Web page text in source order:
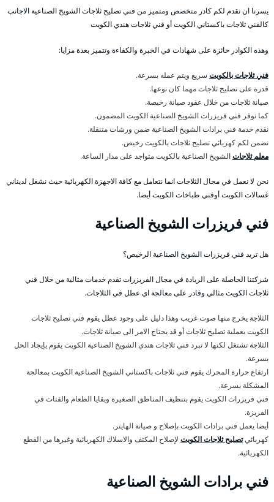
يسرنا ان نقدم لكم كادر متخصص ومتميز من فني تصليح ثلاجات الشويخ الصناعية الاجانب
كالفني ثلاجات باكستاني الكويت أو فني ثلاجات هندي الكويت
وهذه الكوادر حائزة على شهادات في الخبرة والكفاءة وتتميز بعدة مزايا:
فني ثلاجات بالكويت سريع ويتم عمله بسرعة.
قدرة على تصليح ثلاجات مهما كان نوعها.
صيانة ثلاجات من خلال عقود صيانة رخيصة.
كما نوفر فني فريزرات الشويخ الصناعية الكويت المضمون.
نقدم خدمة فني برادات الشويخ الصناعية ضمن ورشات متنقلة.
نضمن لكم كهربائي تصليح ثلاجات بالكويت رخيص.
معلم ثلاجاتالشويخ الصناعية بالكويت متواجد على مدار الساعة.
نحن لا نعمل في مجال الثلاجات انما نتعامل مع كافة الاجهزة الكهربائية حيث نشغل لديناني
غسالات الكويت أوفني طباخات الكويت أيضا.
فني فريزرات الشويخ الصناعية
هل تريد فني فريزرات الشويخ الصناعية الرخيص؟
شركتنا الحاصلة على الريادة في مجال الفريزرات تقدم خدمات مثالية من خلال فني
ثلاجات الكويت مثالي وقادر على معالجة اي عطل في الثلاجات.
الثلاجة يخرج منها صوت غريب وهذا دليل على وجود عطل يقوم فني تصليح ثلاجات
الكويت بعملية تصليح ثلاجات أو قد يحتاج الامر الى صيانة ثلاجات.
الثلاجة تشتغل لكنها لا تبرد فني ثلاجات هندي الشويخ الصناعية الكويت يقوم بإيجاد الحل
بسرعة.
ارتفاع حرارة المحرك يقوم فني ثلاجات باكستاني الشويخ الصناعية الكويت بمعالجة
المشكلة بسرعة.
فني فريزرات الكويت يقوم بتنظيف المناطق الصغيرة وبقايا الطعام والفتات في
الفريزة.
أيضا يعمل فني برادات الكويت بإصلاح و صيانة الهايتر.
كهربائيتصليح ثلاجات الكويت لإصلاح المكثف والاسلاك الكهربائية وغيرها من القطع
الكهربائية.
فني برادات الشويخ الصناعية